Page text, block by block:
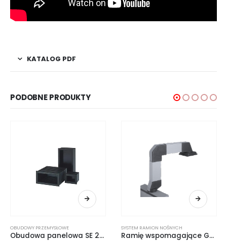
KATALOG PDF
PODOBNE PRODUKTY
OBUDOWY PRZEMYSŁOWE
Obudowa panelowa SE 200
SYSTEM RAMION NOŚNYCH
Ramię wspomagające GTK 80